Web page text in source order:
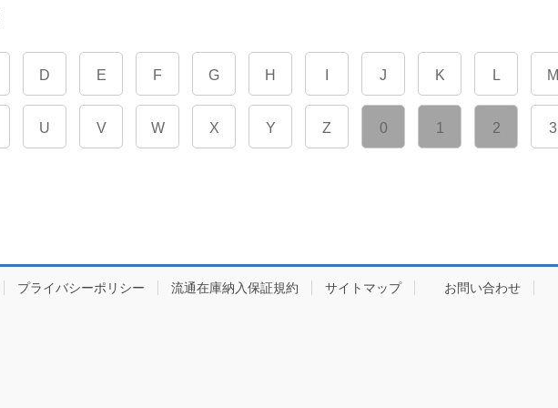
D E F G H J K L M
U V W X Y Z 0 1 2 3
プライバシーポリシー 流通在庫納入保証規約 サイトマップ お問い合わせ